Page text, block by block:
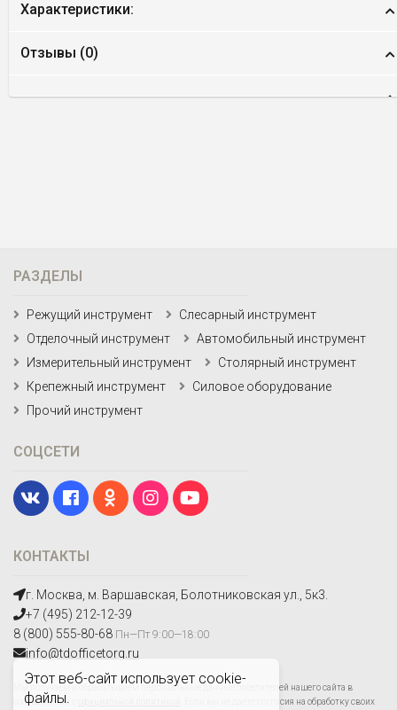
Этот веб-сайт использует cookie-
файлы.
Характеристики:
Отзывы (0)
КОНТАКТЫ
г. Москва, м. Варшавская, Болотниковская ул., 5к3.
+7 (495) 212-12-39
8 (800) 555-80-68 Пн—Пт 9:00—18:00
info@tdofficetorg.ru
Мы получаем и обрабатываем персональные данные посетителей нашего сайта в
соответствии с
. Если вы не даете согласия на обработку своих
РАЗДЕЛЫ
Режущий инструмент
Слесарный инструмент
Отделочный инструмент
Автомобильный инструмент
Измерительный инструмент
Столярный инструмент
Крепежный инструмент
Силовое оборудование
Прочий инструмент
СОЦСЕТИ